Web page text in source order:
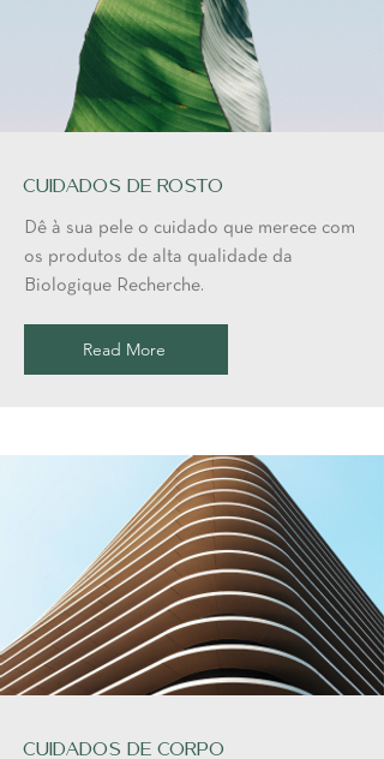
Cuidados de Rosto
Dê à sua pele o cuidado que merece com
os produtos de alta qualidade da
Biologique Recherche.
Read More
Cuidados de Corpo